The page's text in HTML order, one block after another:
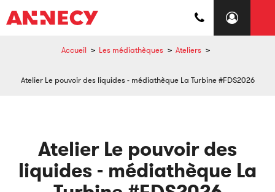
Accueil > Les médiathèques > Ateliers >
Atelier Le pouvoir des liquides - médiathèque La Turbine #FDS2026
Atelier Le pouvoir des
liquides - médiathèque La